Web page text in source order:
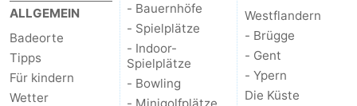
Reiten
-
Golfplatze
-
Surfen
Essen
ALLGEMEIN
Badeorte
Tipps
Für kindern
Wetter
- Bauernhöfe
- Spielplätze
- Indoor-
Spielplätze
- Bowling
Westflandern
- Brügge
- Gent
- Ypern
Die Küste